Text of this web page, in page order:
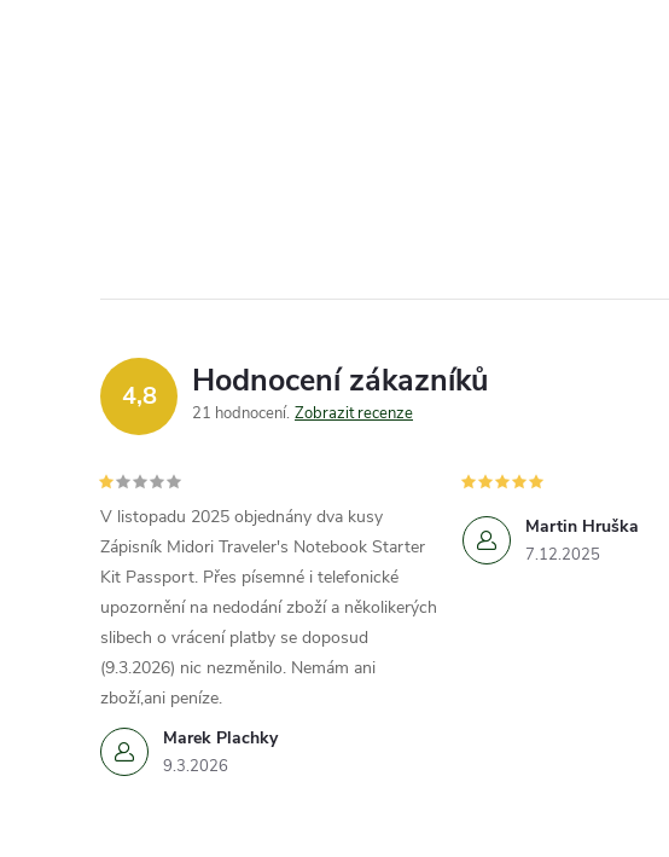
4,8 Hodnocení zákazníků
21 hodnocení Zobrazit recenze
Marek Plachky
9.3.2026
V listopadu 2025 objednány dva kusy
Zápisník Midori Traveler's Notebook Starter
Kit Passport. Přes písemné i telefonické
upozornění na nedodání zboží a několikerých
slibech o vrácení platby se doposud
(9.3.2026) nic nezměnilo. Nemám ani
zboží,ani peníze.
Martin Hruška
7.12.2025